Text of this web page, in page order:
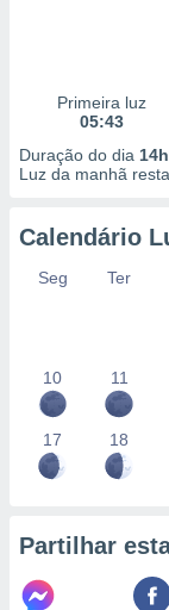
Primeira luz
05:43
Duração do dia
Luz da manhã
Calendário
Seg Ter
10 11
17 18
Partilhar